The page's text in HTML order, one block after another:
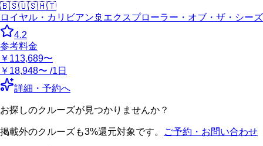
🇧🇸🇺🇸🇭🇹
ロイヤル・カリビアン 🚢 エクスプローラー・オブ・ザ・シーズ
4.2
参考料金
￥113,689〜
￥18,948〜 /1日
詳細・予約へ
お探しのクルーズが見つかりませんか？
掲載外のクルーズも3%還元対象です。 ご予約・お問い合わせ